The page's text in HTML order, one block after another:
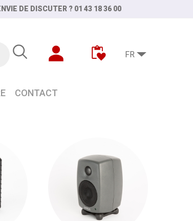
DE DISCUTER ? 01 43 18 36 00
FR
CONTACT